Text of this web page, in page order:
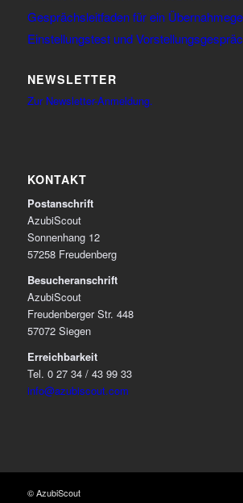
Gesprächsleitfaden für ein
Einstellungstest und
NEWSLETTER
Zur Newsletter-Anmeldung.
KONTAKT
Postanschrift
AzubiScout
Sonnenhang 12
57258 Freudenberg
Besucheranschrift
AzubiScout
Freudenberger Str. 448
57072 Siegen
Erreichbarkeit
Tel. 0 27 34 / 43 99 33
info@azubiscout.com
© AzubiScout